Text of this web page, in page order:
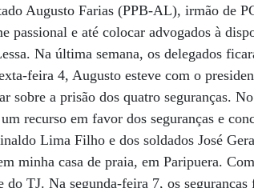
Augusto Farias (PPB-AL), irmão de
passional e até colocar advogados à
Na última semana, os delegados
feira 4, Augusto esteve com o
sobre a prisão dos quatro seguranças.
recurso em favor dos seguranças e
Lima Filho e dos soldados José
minha casa de praia, em Paripuera.
TJ. Na segunda-feira 7, os